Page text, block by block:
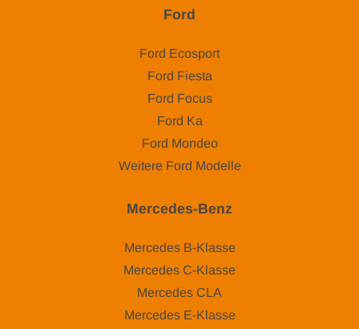
Ford
Ford Ecosport
Ford Fiesta
Ford Focus
Ford Ka
Ford Mondeo
Weitere Ford Modelle
Mercedes-Benz
Mercedes B-Klasse
Mercedes C-Klasse
Mercedes CLA
Mercedes E-Klasse